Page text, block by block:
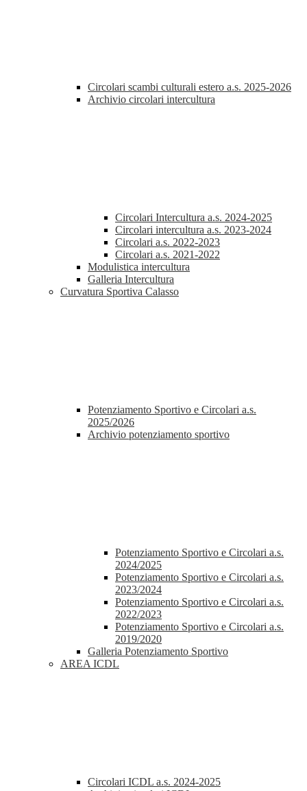
Circolari scambi culturali estero a.s. 2025-2026
Archivio circolari intercultura
Circolari Intercultura a.s. 2024-2025
Circolari intercultura a.s. 2023-2024
Circolari a.s. 2022-2023
Circolari a.s. 2021-2022
Modulistica intercultura
Galleria Intercultura
Curvatura Sportiva Calasso
Potenziamento Sportivo e Circolari a.s.
2025/2026
Archivio potenziamento sportivo
Potenziamento Sportivo e Circolari a.s.
2024/2025
Potenziamento Sportivo e Circolari a.s.
2023/2024
Potenziamento Sportivo e Circolari a.s.
2022/2023
Potenziamento Sportivo e Circolari a.s.
2019/2020
Galleria Potenziamento Sportivo
AREA ICDL
Circolari ICDL a.s. 2024-2025